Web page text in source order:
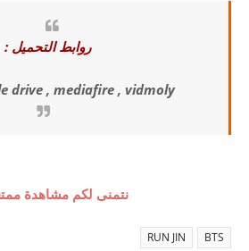
روابط التحميل :
drive , mediafire , vidmoly
نتمنى لكم مشاهدة
BTS
RUN JIN